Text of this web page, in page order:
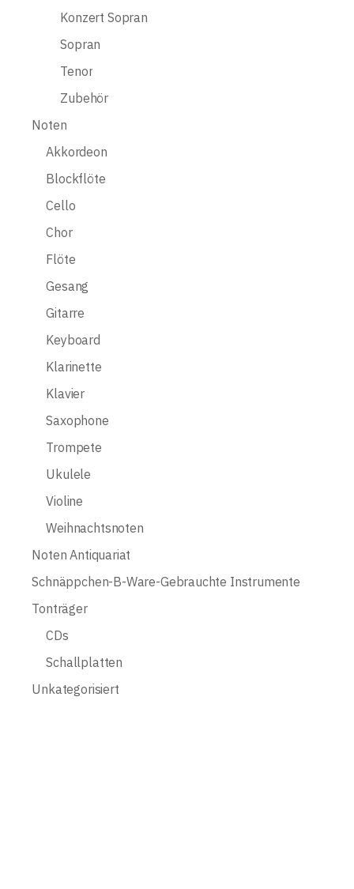
Konzert Sopran
Sopran
Tenor
Zubehör
Noten
Akkordeon
Blockflöte
Cello
Chor
Flöte
Gesang
Gitarre
Keyboard
Klarinette
Klavier
Saxophone
Trompete
Ukulele
Violine
Weihnachtsnoten
Noten Antiquariat
Schnäppchen-B-Ware-Gebrauchte Instrumente
Tonträger
CDs
Schallplatten
Unkategorisiert